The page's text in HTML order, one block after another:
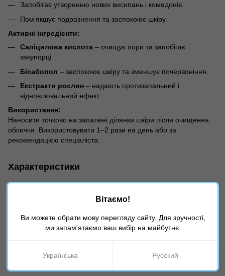
Запобігає утворенню нових висипань і комедонів.
Пом’якшує подразнення та заспокоює шкіру.
Активні інгредієнти:
Саліцилова кислота – очищує пори та запобігає
закупорці.
Бісаболол – заспокоює шкіру та зменшує почервоніння.
Екстракти рослин – надають протизапальний і
відновлювальний ефект.
Використання:
Наносити точково на запалені ділянки шкіри після очищення
обличчя. Використовувати 1–2 рази на день або за
рекомендацією спеціаліста.
Характеристики
Країна
Тип продукту
Крем
Себорегуляція
Тип шкіри
Вітаємо!
Ви можете обрати мову перегляду сайту. Для зручності,
ми запам'ятаємо ваш вибір на майбутнє.
Українська Русский